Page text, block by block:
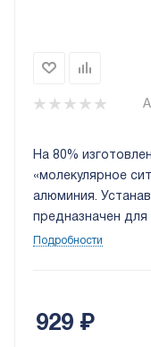
На 80%
«молекулярное
алюминия.
предназначен
(ХФУ) и
Подробности
929 ₽